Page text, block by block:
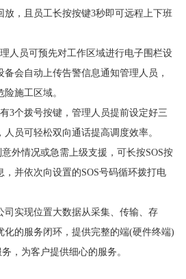
，且员工长按按键3秒即可远程上下班
人员可预先对工作区域进行电子围栏设
会自动上传告警信息通知管理人员，
施工区域。
3个拨号按键，管理人员提前设定好三
员可轻松双向通话提高调度效率。
外情况或急需上级支援，可长按SOS按
并依次向设置的SOS号码循环拨打电
司实现位置大数据从采集、传输、存
化的服务闭环，提供完整的端(硬件终端)
，为客户提供细心的服务。